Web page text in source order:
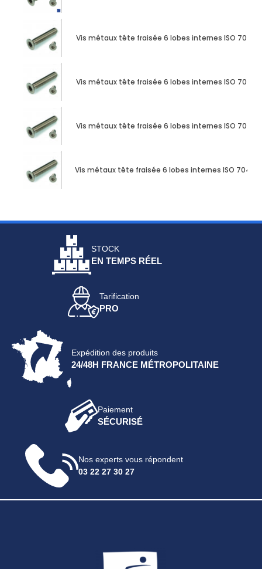
Vis métaux tête fraisée 6 lobes internes ISO 7046
Vis métaux tête fraisée 6 lobes internes ISO 7046
Vis métaux tête fraisée 6 lobes internes ISO 7046
Vis métaux tête fraisée 6 lobes internes ISO 7046
STOCK
EN TEMPS RÉEL
Tarification
PRO
Expédition des produits
24/48H FRANCE MÉTROPOLITAINE
Paiement
SÉCURISÉ
Nos experts vous répondent
03 22 27 30 27